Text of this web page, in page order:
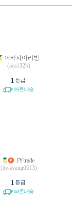
아카시아리빙
(aca132b)
1 등급
빠른배송
JYtrade
(hwayang0613)
1 등급
빠른배송